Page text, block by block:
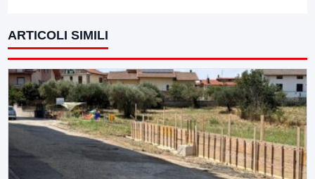
ARTICOLI SIMILI